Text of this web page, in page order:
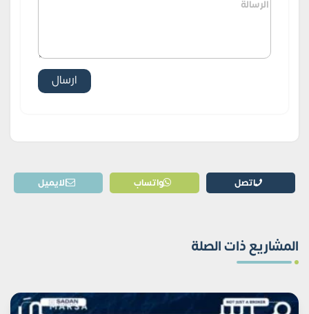
اتصل واتساب الايميل
المشاريع ذات الصلة